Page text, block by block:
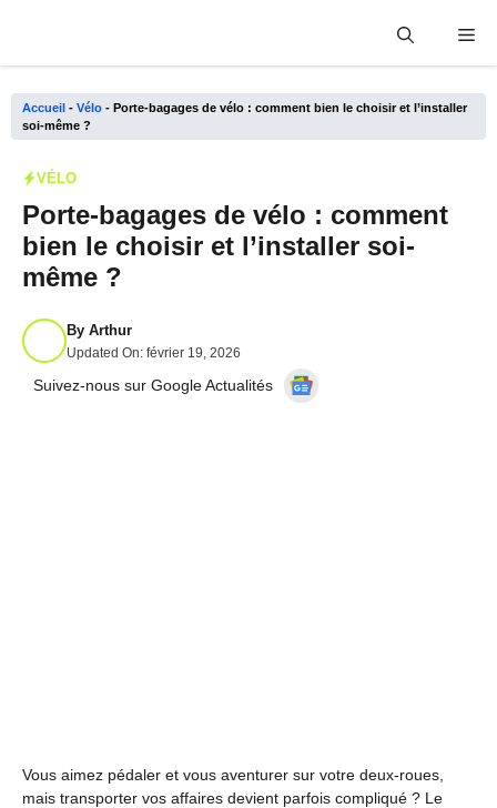
Accueil - Vélo - Porte-bagages de vélo : comment bien le choisir et l’installer
soi-même ?
VÉLO
Porte-bagages de vélo : comment
bien le choisir et l’installer soi-
même ?
By Arthur
Updated On: février 19, 2026
Suivez-nous sur Google Actualités
Vous aimez pédaler et vous aventurer sur votre deux-roues,
mais transporter vos affaires devient parfois compliqué ? Le